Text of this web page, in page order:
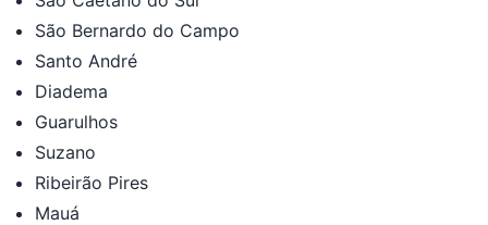
São Bernardo do Campo
Santo André
Diadema
Guarulhos
Suzano
Ribeirão Pires
Mauá